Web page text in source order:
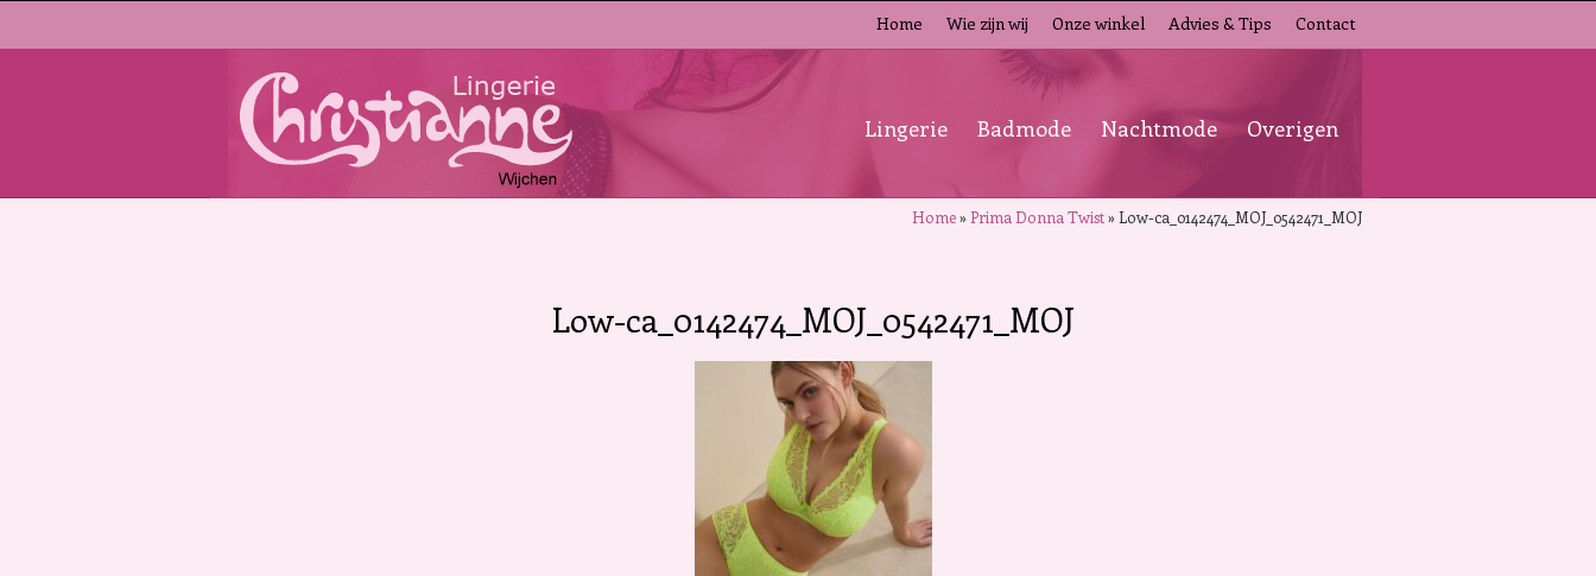
Home Wie zijn wij Onze winkel Advies & Tips Contact
Lingerie Badmode Nachtmode Overigen
Home»Prima Donna Twist»Low-ca_0142474_MOJ_0542471_MOJ
Low-ca_0142474_MOJ_0542471_MOJ